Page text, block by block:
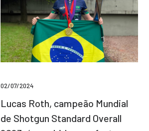
02/07/2024
Lucas Roth, campeão Mundial
de Shotgun Standard Overall